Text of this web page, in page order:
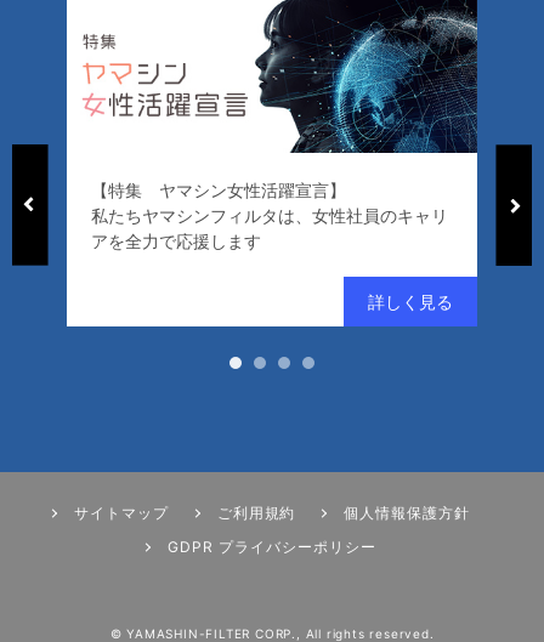
【特集 ヤマシン女性活躍宣言】
私たちヤマシンフィルタは、女性社員のキャリ
アを全力で応援します
サイトマップ ご利用規約
個人情報保護方針
GDPR プライバシーポリシー
© YAMASHIN-FILTER CORP., All rights reserved.